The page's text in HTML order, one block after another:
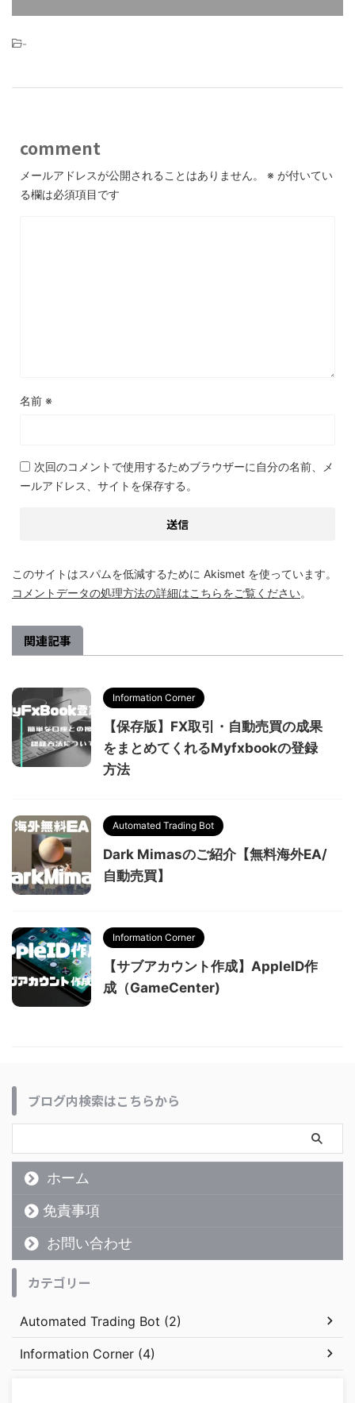
-
comment
メールアドレスが公開されることはありません。 ※ が付いてい
る欄は必須項目です
名前 ※
次回のコメントで使用するためブラウザーに自分の名前、メ
ールアドレス、サイトを保存する。
このサイトはスパムを低減するために Akismet を使っています。
コメントデータの処理方法の詳細はこちらをご覧ください。
関連記事
Information Corner
【保存版】FX取引・自動売買の成果
をまとめてくれるMyfxbookの登録
方法
Automated Trading Bot
Dark Mimasのご紹介【無料海外EA/
自動売買】
Information Corner
【サブアカウント作成】AppleID作
成（GameCenter)
ブログ内検索はこちらから
ホーム
免責事項
お問い合わせ
カテゴリー
Automated Trading Bot (2)
Information Corner (4)